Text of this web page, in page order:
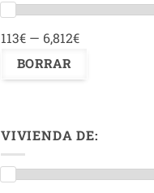
113€ — 6,812€
VIVIENDA DE: